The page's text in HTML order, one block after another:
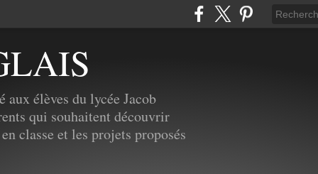
aux élèves du lycée Jacob
qui souhaitent découvrir
classe et les projets proposés